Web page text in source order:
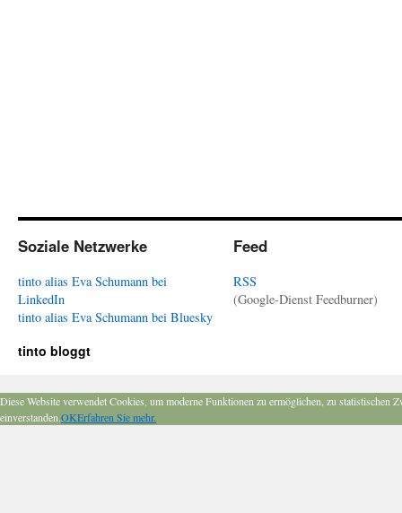
Soziale Netzwerke
tinto alias Eva Schumann bei
LinkedIn
tinto alias Eva Schumann bei Bluesky
Feed
RSS
(Google-Dienst Feedburner)
tinto bloggt
Diese Website verwendet Cookies, um moderne Funktionen zu ermöglichen, zu
einverstanden.OKErfahren Sie mehr.